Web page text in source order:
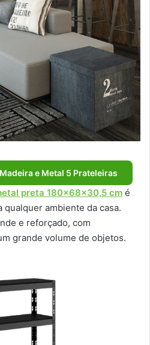
e Metal 5 Prateleiras
preta 180x68x30,5 cm é
qualquer ambiente da casa.
e reforçado, com
grande volume de objetos.